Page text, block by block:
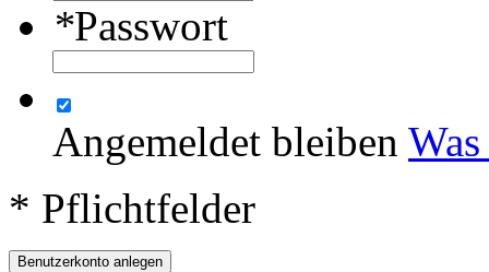
*Passwort
Angemeldet bleiben
* Pflichtfelder
Benutzerkonto anlegen